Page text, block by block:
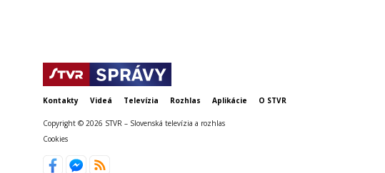
Kontakty Videá Televízia Rozhlas Aplikácie O STVR
Copyright © 2026 STVR – Slovenská televízia a rozhlas
Cookies